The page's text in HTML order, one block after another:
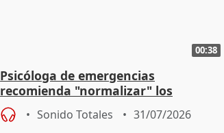
00:38
Psicóloga de emergencias
recomienda "normalizar" los
síntomas tras sufrir un incendio
Sonido Totales 31/07/2026